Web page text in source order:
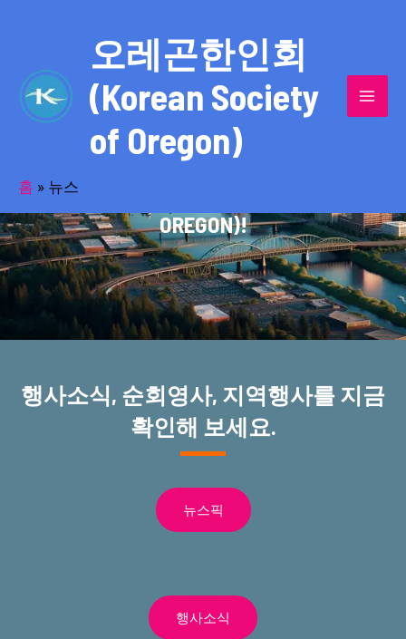
오레곤한인회
(Korean Society
of Oregon)
홈 » 뉴스
반세기의 세월을 품고 동포사회를 섬겨온
오레곤한인회(KOREAN SOCIETY OF
OREGON)!
행사소식, 순회영사, 지역행사를 지금
확인해 보세요.
뉴스픽
행사소식